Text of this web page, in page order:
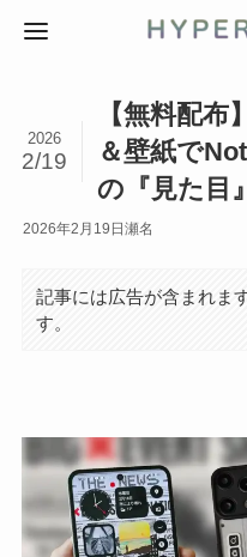
【無料配
＆壁紙で
の『見た目
2026
2/19
2026年2月19日 瀬名
記事には広告が含まれま
す。